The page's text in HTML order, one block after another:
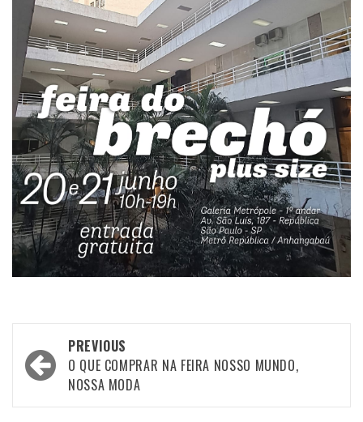
Post
navigation
PREVIOUS
O QUE COMPRAR NA FEIRA NOSSO MUNDO,
NOSSA MODA